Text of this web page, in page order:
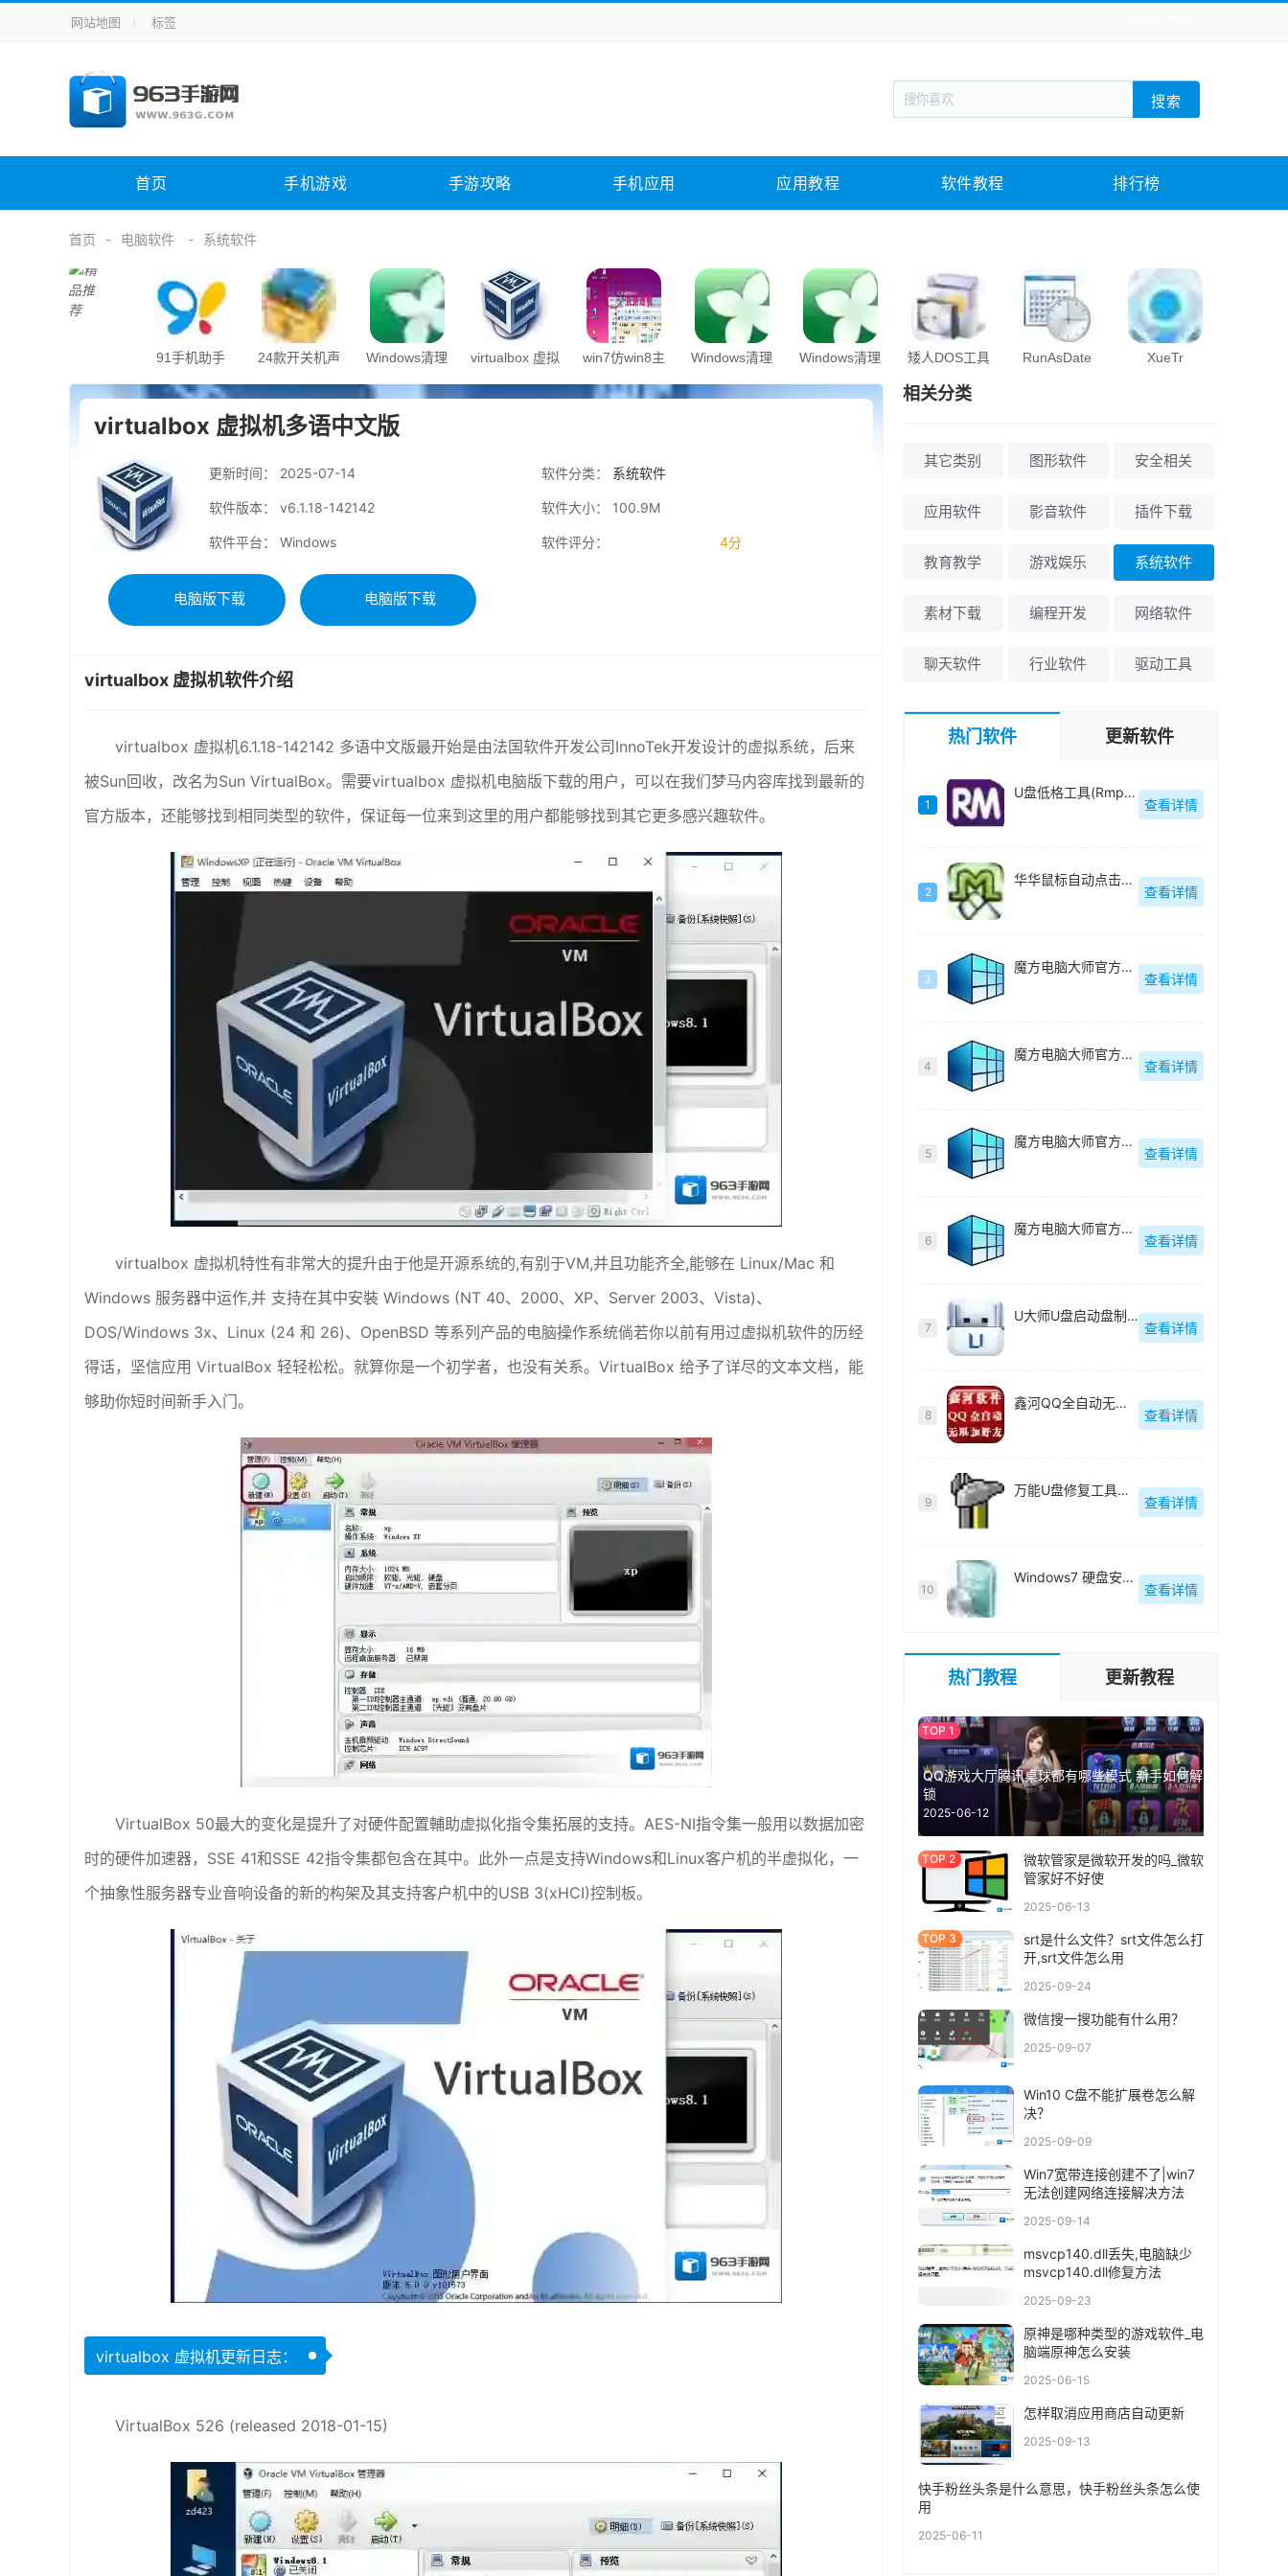
手机应用 新闻阅读 旅游出行 生活实用
手机游戏 体育竞技 战棋游戏 枪战射击 模拟经营
电脑软件 其它类别 图形软件 安全相关 应用软件 影音软件 插件下载 教育教学 游戏娱乐 系统软件 素材下载
未分类 综合其它
网站地图 标签
搜索
首页 手机游戏 手游攻略 手机应用 应用教程 软件教程 排行榜
首页 电脑软件 系统软件
91手机助手
24款开关机声
Windows清理
virtualbox 虚拟
win7仿win8主
Windows清理
Windows清理
矮人DOS工具
RunAsDate XueTr
virtualbox 虚拟机多语中文版
更新时间： 2025-07-14 软件分类： 系统软件
软件版本： v6.1.18-142142 软件大小： 100.9M
软件平台： Windows 软件评分： 4分
电脑版下载 电脑版下载
virtualbox 虚拟机软件介绍
virtualbox 虚拟机6.1.18-142142 多语中文版最开始是由法国软件开发公司InnoTek开发设计的虚拟系统，后来
被Sun回收，改名为Sun VirtualBox。需要virtualbox 虚拟机电脑版下载的用户，可以在我们梦马内容库找到最新的
官方版本，还能够找到相同类型的软件，保证每一位来到这里的用户都能够找到其它更多感兴趣软件。
virtualbox 虚拟机特性有非常大的提升由于他是开源系统的,有别于VM,并且功能齐全,能够在 Linux/Mac 和
Windows 服务器中运作,并 支持在其中安裝 Windows (NT 40、2000、XP、Server 2003、Vista)、
DOS/Windows 3x、Linux (24 和 26)、OpenBSD 等系列产品的电脑操作系统倘若你以前有用过虚拟机软件的历经
得话，坚信应用 VirtualBox 轻轻松松。就算你是一个初学者，也没有关系。VirtualBox 给予了详尽的文本文档，能
够助你短时间新手入门。
VirtualBox 50最大的变化是提升了对硬件配置輔助虚拟化指令集拓展的支持。AES-NI指令集一般用以数据加密
时的硬件加速器，SSE 41和SSE 42指令集都包含在其中。此外一点是支持Windows和Linux客户机的半虚拟化，一
个抽象性服务器专业音响设备的新的构架及其支持客户机中的USB 3(xHCI)控制板。
virtualbox 虚拟机更新日志：
VirtualBox 526 (released 2018-01-15)
相关分类
其它类别 图形软件 安全相关
应用软件 影音软件 插件下载
教育教学 游戏娱乐 系统软件
素材下载 编程开发 网络软件
聊天软件 行业软件 驱动工具
热门软件 更新软件
1
U盘低格工具(Rmprepusb)绿色中文-v2.1.744
查看详情
2
华华鼠标自动点击器绿色去广告版-v4.6
查看详情
3
魔方电脑大师官方最新版-v6.25
查看详情
4
魔方电脑大师官方最新版-v6.25
查看详情
5
魔方电脑大师官方最新版-v6.25
查看详情
6
魔方电脑大师官方最新版-v6.25
查看详情
7
U大师U盘启动盘制作工具【附教程】-v【】
查看详情
8
鑫河QQ全自动无限加好友神器-v2.2.3.6
查看详情
9
万能U盘修复工具绿色版-v1.0
查看详情
10
Windows7 硬盘安装工具绿色版-v1.2.0.62
查看详情
热门教程 更新教程
QQ游戏大厅腾讯桌球都有哪些模式 新手如何解
锁
2025-06-12
微软管家是微软开发的吗_微软
管家好不好使
2025-06-13
srt是什么文件？srt文件怎么打
开,srt文件怎么用
2025-09-24
微信搜一搜功能有什么用？
2025-09-07
Win10 C盘不能扩展卷怎么解
决？
2025-09-09
Win7宽带连接创建不了|win7
无法创建网络连接解决方法
2025-09-14
msvcp140.dll丢失,电脑缺少
msvcp140.dll修复方法
2025-09-23
原神是哪种类型的游戏软件_电
脑端原神怎么安装
2025-06-15
怎样取消应用商店自动更新
2025-09-13
快手粉丝头条是什么意思，快手粉丝头条怎么使
用
2025-06-11